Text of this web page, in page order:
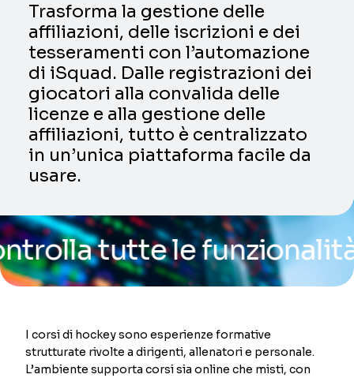
Trasforma la gestione delle
affiliazioni, delle iscrizioni e dei
tesseramenti con l’automazione
di iSquad. Dalle registrazioni dei
giocatori alla convalida delle
licenze e alla gestione delle
affiliazioni, tutto è centralizzato
in un’unica piattaforma facile da
usare.
tutte le funzionalità
I corsi di hockey sono esperienze formative
strutturate rivolte a dirigenti, allenatori e personale.
L’ambiente supporta corsi sia online che misti, con